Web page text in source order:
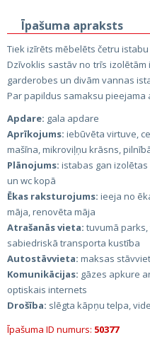
Īpašuma apraksts
Tiek izīrēts mēbelēts četru
Dzīvoklis sastāv no trīs
garderobes un divām vannas
Par papildus samaksu
Apdare: gala apdare
Aprīkojums: iebūvēta virtuve,
mašīna, mikroviļņu krāsns,
Plānojums: istabas gan
un wc kopā
Ēkas raksturojums: ieeja no
māja, renovēta māja
Atrašanās vieta: tuvumā
sabiedriskā transporta kustība
Autostāvvieta: maksas
Komunikācijas: gāzes apkure
optiskais internets
Drošība: slēgta kāpņu telpa,
Īpašuma ID numurs: 50377